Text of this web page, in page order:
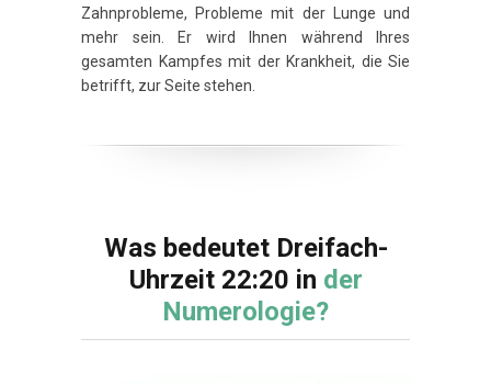
Zahnprobleme, Probleme mit der Lunge und
mehr sein. Er wird Ihnen während Ihres
gesamten Kampfes mit der Krankheit, die Sie
betrifft, zur Seite stehen.
Was bedeutet Dreifach-
Uhrzeit 22:20 in der
Numerologie?